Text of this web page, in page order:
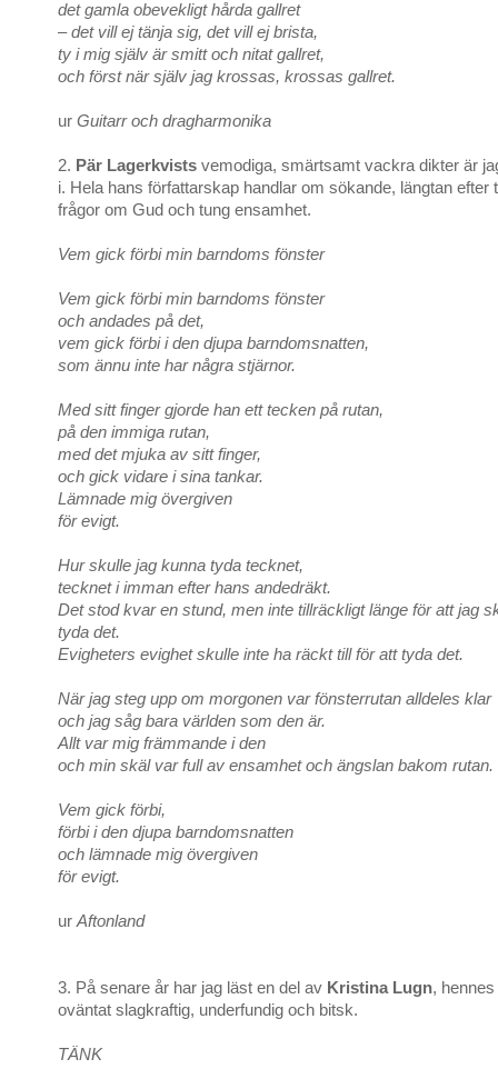
det gamla obevekligt hårda gallret
– det vill ej tänja sig, det vill ej brista,
ty i mig själv är smitt och nitat gallret,
och först när själv jag krossas, krossas gallret.
ur Guitarr och dragharmonika
2. Pär Lagerkvists vemodiga, smärtsamt vackra dikter är
i. Hela hans författarskap handlar om sökande, längtan efter
frågor om Gud och tung ensamhet.
Vem gick förbi min barndoms fönster
Vem gick förbi min barndoms fönster
och andades på det,
vem gick förbi i den djupa barndomsnatten,
som ännu inte har några stjärnor.
Med sitt finger gjorde han ett tecken på rutan,
på den immiga rutan,
med det mjuka av sitt finger,
och gick vidare i sina tankar.
Lämnade mig övergiven
för evigt.
Hur skulle jag kunna tyda tecknet,
tecknet i imman efter hans andedräkt.
Det stod kvar en stund, men inte tillräckligt länge för att jag
tyda det.
Evigheters evighet skulle inte ha räckt till för att tyda det.
När jag steg upp om morgonen var fönsterrutan alldeles klar
och jag såg bara världen som den är.
Allt var mig främmande i den
och min skäl var full av ensamhet och ängslan bakom rutan.
Vem gick förbi,
förbi i den djupa barndomsnatten
och lämnade mig övergiven
för evigt.
urAftonland
3. På senare år har jag läst en del av Kristina Lugn,
oväntat slagkraftig, underfundig och bitsk.
TÄNK